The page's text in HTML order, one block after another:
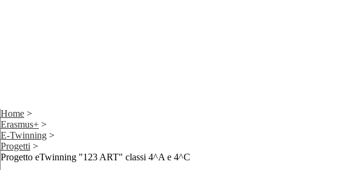
Home >
Erasmus+ >
E-Twinning >
Progetti >
Progetto eTwinning "123 ART" classi 4^A e 4^C